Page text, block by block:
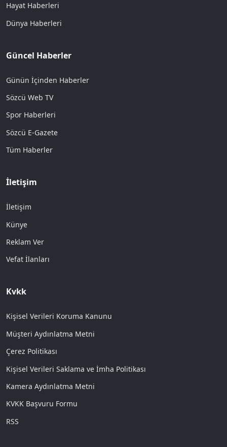
Hayat Haberleri
Dünya Haberleri
Güncel Haberler
Günün İçinden Haberler
Sözcü Web TV
Spor Haberleri
Sözcü E-Gazete
Tüm Haberler
İletişim
İletişim
Künye
Reklam Ver
Vefat İlanları
Kvkk
Kişisel Verileri Koruma Kanunu
Müşteri Aydınlatma Metni
Çerez Politikası
Kişisel Verileri Saklama ve İmha Politikası
Kamera Aydınlatma Metni
KVKK Başvuru Formu
RSS